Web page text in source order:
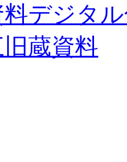
デジタ
蔵資料